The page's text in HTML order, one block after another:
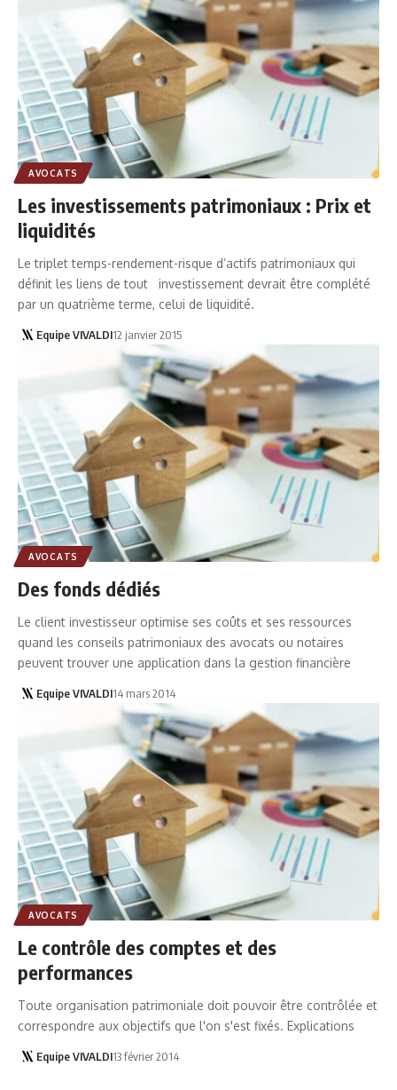
AVOCATS
Les investissements patrimoniaux : Prix et
liquidités
Le triplet temps-rendement-risque d’actifs patrimoniaux qui
définit les liens de tout investissement devrait être complété
par un quatrième terme, celui de liquidité.
Equipe VIVALDI12 janvier 2015
AVOCATS
Des fonds dédiés
Le client investisseur optimise ses coûts et ses ressources
quand les conseils patrimoniaux des avocats ou notaires
peuvent trouver une application dans la gestion financière
Equipe VIVALDI14 mars 2014
AVOCATS
Le contrôle des comptes et des
performances
Toute organisation patrimoniale doit pouvoir être contrôlée et
correspondre aux objectifs que l'on s'est fixés. Explications
Equipe VIVALDI13 février 2014